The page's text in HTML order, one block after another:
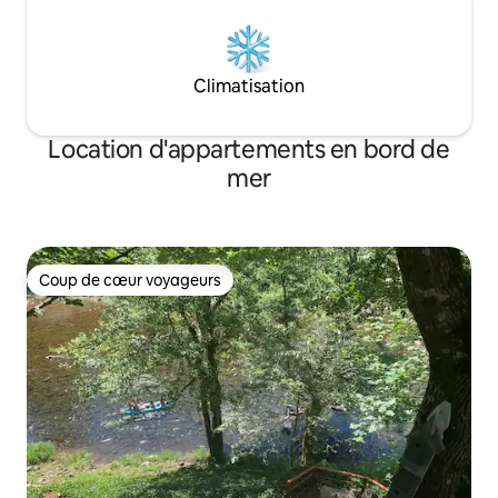
Climatisation
Location d'appartements en bord de
mer
Coup de cœur voyageurs
Coup de cœur voyageurs